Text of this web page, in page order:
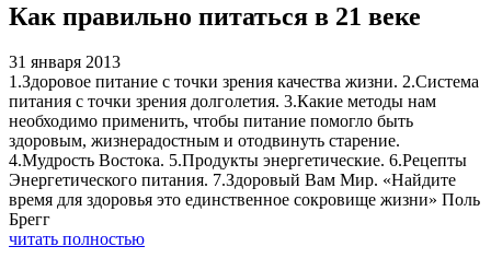
Как правильно питаться в 21 веке
31 января 2013
1.Здоровое питание с точки зрения качества жизни. 2.Система
питания с точки зрения долголетия. 3.Какие методы нам
необходимо применить, чтобы питание помогло быть
здоровым, жизнерадостным и отодвинуть старение.
4.Мудрость Востока. 5.Продукты энергетические. 6.Рецепты
Энергетического питания. 7.Здоровый Вам Мир. «Найдите
время для здоровья это единственное сокровище жизни» Поль
Брегг
читать полностью